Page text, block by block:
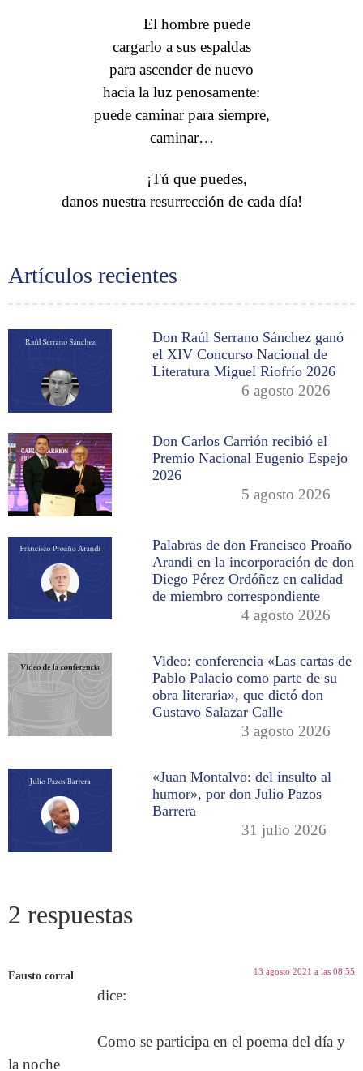
Artículos recientes
Don Raúl Serrano Sánchez ganó
el XIV Concurso Nacional de
Literatura Miguel Riofrío 2026
6 agosto 2026
Don Carlos Carrión recibió el
Premio Nacional Eugenio Espejo
2026
5 agosto 2026
Palabras de don Francisco Proaño
Arandi en la incorporación de don
Diego Pérez Ordóñez en calidad
de miembro correspondiente
4 agosto 2026
Video: conferencia «Las cartas de
Pablo Palacio como parte de su
obra literaria», que dictó don
Gustavo Salazar Calle
3 agosto 2026
«Juan Montalvo: del insulto al
humor», por don Julio Pazos
Barrera
31 julio 2026
El hombre puede
cargarlo a sus espaldas
para ascender de nuevo
hacia la luz penosamente:
puede caminar para siempre,
caminar…
¡Tú que puedes,
danos nuestra resurrección de cada día!
2 respuestas
Fausto corral
dice:
13 agosto 2021 a las 08:55
Como se participa en el poema del día y
la noche